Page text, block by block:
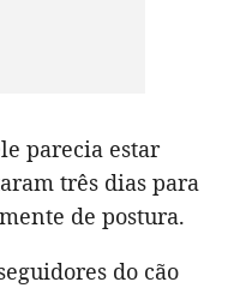
parecia estar
três dias para
de postura.
do cão